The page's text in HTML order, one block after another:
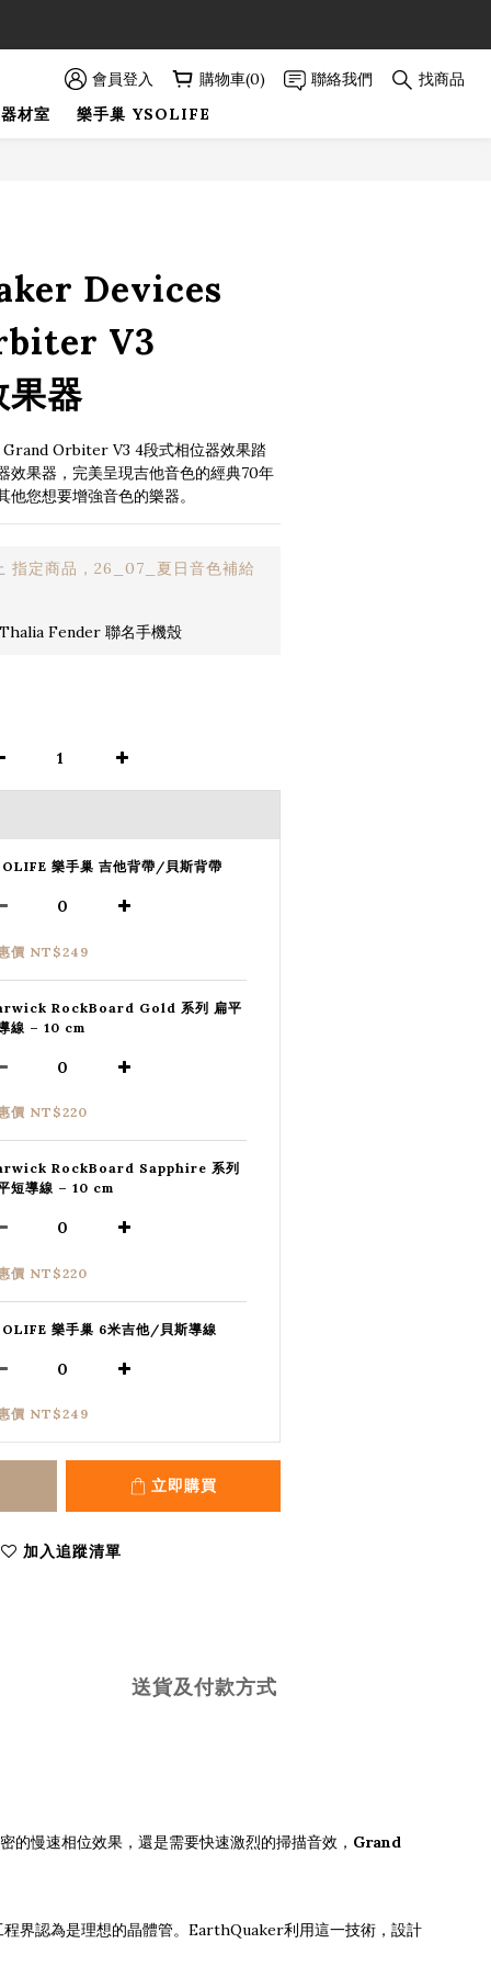
折優惠！ 會員登入 購物車(0) 聯絡我們
找商品
材室
樂手巢 YSOLIFE
Devices
V3
器
Orbiter V3 4段式相位器效果踏
效果器，完美呈現吉他音色的經典70年
您想要增強音色的樂器。
指定商品，26_07_夏日音色補給
Fender 聯名手機殼
樂手巢 吉他背帶/貝斯背帶
價 NT$249
RockBoard Gold 系列 扁平
線 – 10 cm
價 NT$220
RockBoard Sapphire 系列
短導線 – 10 cm
價 NT$220
樂手巢 6米吉他/貝斯導線
價 NT$249
立即購買
加入追蹤清單
送貨及付款方式
慢速相位效果，還是需要快速激烈的掃描音效， Grand
界認為是理想的晶體管。EarthQuaker利用這一技術，設計